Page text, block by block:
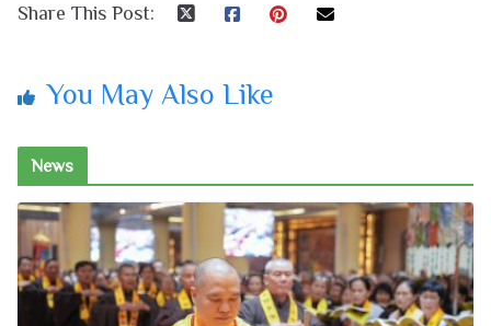
Share This Post:
You May Also Like
News